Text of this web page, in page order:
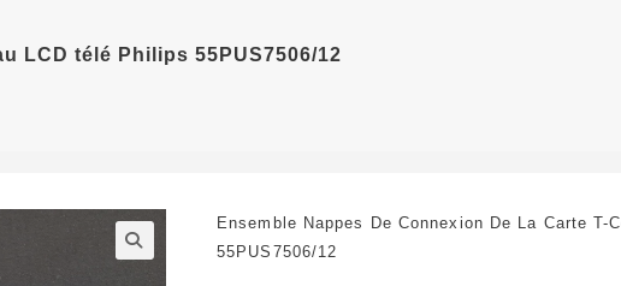
LCD télé Philips 55PUS7506/12
Ensemble Nappes De Connexion De La Carte T-
55PUS7506/12